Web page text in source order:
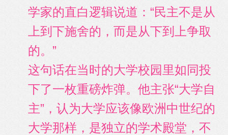
学家的直白逻辑说道：“民主不是从
上到下施舍的，而是从下到上争取
的。”
这句话在当时的大学校园里如同投
下了一枚重磅炸弹。他主张“大学自
主”，认为大学应该像欧洲中世纪的
大学那样，是独立的学术殿堂，不